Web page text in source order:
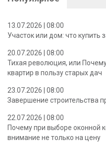
13.07.2026 | 08:00
Участок или дом: что купить
20.07.2026 | 08:00
Тихая революция, или
квартир в пользу старых дач
23.07.2026 | 08:00
Завершение строительства
22.07.2026 | 08:00
Почему при выборе оконной
внимание не только на цену